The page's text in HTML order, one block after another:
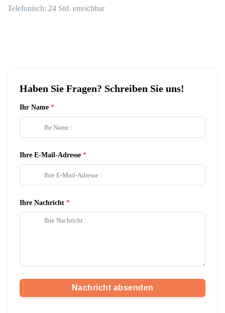
Telefonisch: 24 Std. erreichbar
Haben Sie Fragen? Schreiben Sie uns!
Ihr Name
Ihre E-Mail-Adresse
Ihre Nachricht
Nachricht absenden